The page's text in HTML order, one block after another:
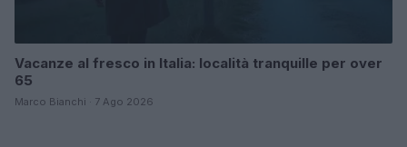
Vacanze al fresco in Italia: località tranquille per over
65
Marco Bianchi · 7 Ago 2026